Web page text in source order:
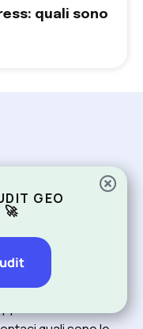
quali sono
nel
il tuo sito web
GEO
🚀